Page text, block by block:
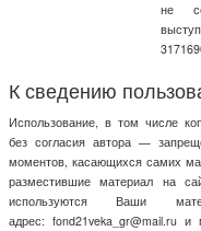
не
К сведению
Использование, в том числе
без согласия автора —
моментов, касающихся самих
разместившие материал на
используются Ваши
адрес: fond21veka_gr@mail.ru и